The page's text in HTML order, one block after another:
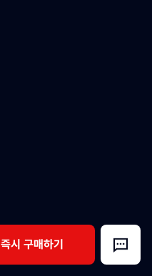
즉시 구매하기